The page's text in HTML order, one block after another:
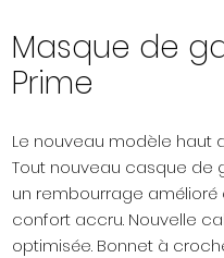
Masque de
Prime
Le nouveau modèle haut
Tout nouveau casque de
un rembourrage
confort accru. Nouvelle
optimisée. Bonnet à